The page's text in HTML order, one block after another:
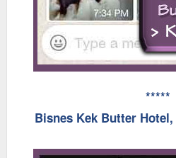
*****
Bisnes Kek Butter